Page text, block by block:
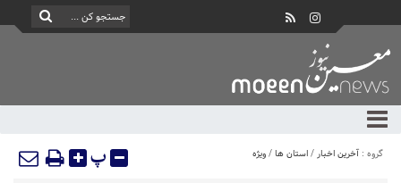
گروه : آخرین اخبار/استان ها/ویژه پ